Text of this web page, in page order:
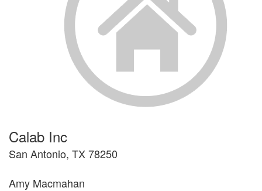
Calab Inc
San Antonio, TX 78250
Amy Macmahan